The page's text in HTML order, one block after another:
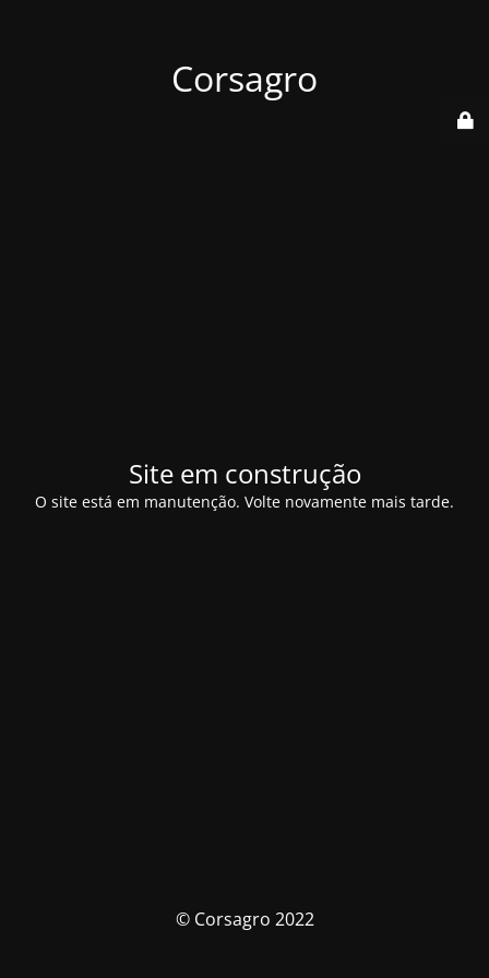
Corsagro
Site em construção
O site está em manutenção. Volte novamente mais tarde.
© Corsagro 2022